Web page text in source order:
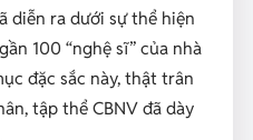
diễn ra dưới sự thể hiện
100 “nghệ sĩ” của nhà
đặc sắc này, thật trân
tập thể CBNV đã dày